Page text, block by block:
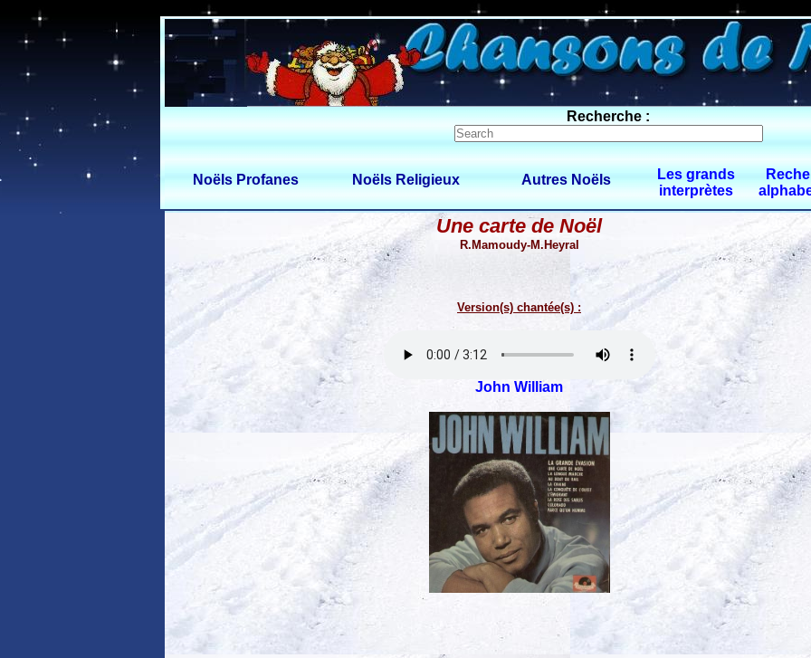
0 $limitbot 1 $limittot 2
Recherche :
Noëls Profanes Noëls Religieux Autres Noëls
Les grands
interprètes
Une carte de Noël
R.Mamoudy-M.Heyral
Version(s) chantée(s) :
John William